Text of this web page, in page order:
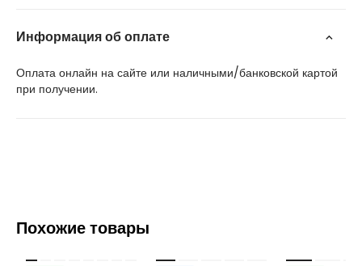
Информация об оплате
Оплата онлайн на сайте или наличными/банковской картой
при получении.
Похожие товары